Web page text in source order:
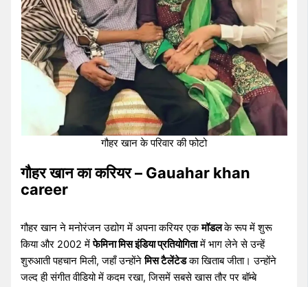
गौहर खान के परिवार की फोटो
गौहर खान का करियर – Gauahar khan
career
गौहर खान ने मनोरंजन उद्योग में अपना करियर एकमॉडलके रूप में शुरू
किया और 2002 मेंफेमिना मिस इंडिया प्रतियोगितामें भाग लेने से उन्हें
शुरुआती पहचान मिली, जहाँ उन्होंनेमिस टैलेंटेडका खिताब जीता। उन्होंने
जल्द ही संगीत वीडियो में कदम रखा, जिसमें सबसे खास तौर पर बॉम्बे